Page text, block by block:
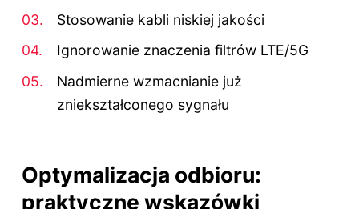
Stosowanie kabli niskiej jakości
Ignorowanie znaczenia filtrów LTE/5G
Nadmierne wzmacnianie już
zniekształconego sygnału
Optymalizacja odbioru:
praktyczne wskazówki